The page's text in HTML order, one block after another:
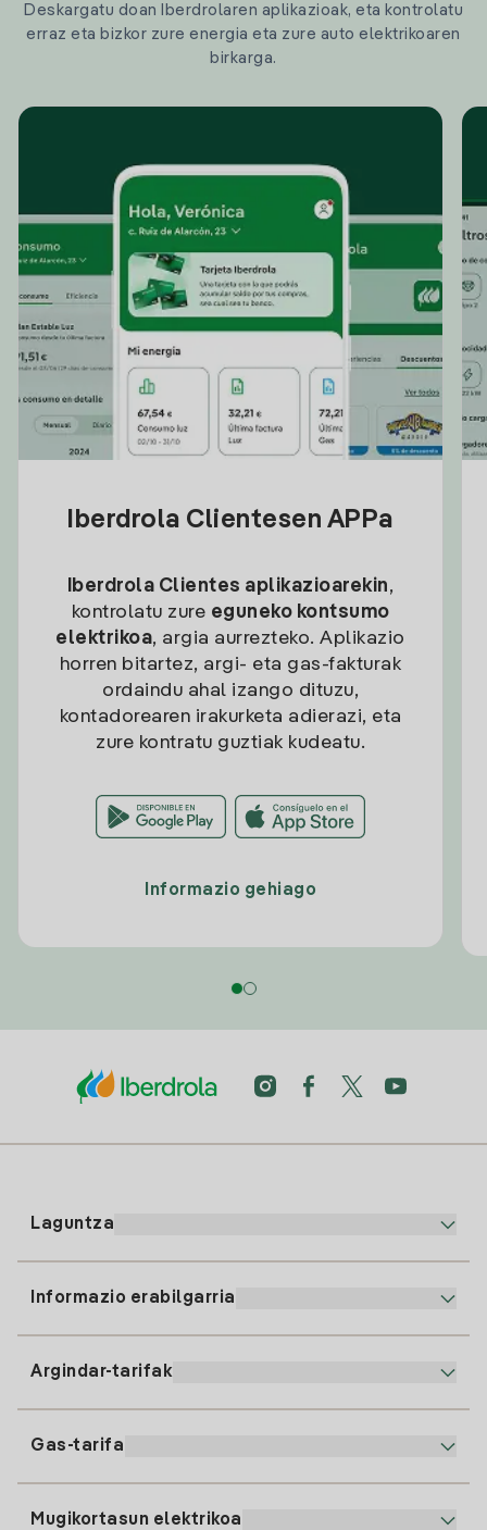
Deskargatu doan Iberdrolaren aplikazioak, eta kontrolatu
erraz eta bizkor zure energia eta zure auto elektrikoaren
birkarga.
Iberdrola Clientesen APPa
Iberdrola Clientes aplikazioarekin,
kontrolatu zure eguneko kontsumo
elektrikoa, argia aurrezteko. Aplikazio
horren bitartez, argi- eta gas-fakturak
ordaindu ahal izango dituzu,
kontadorearen irakurketa adierazi, eta
zure kontratu guztiak kudeatu.
Informazio gehiago
Laguntza
91 919 52 73
clientes@tuiberdrola.es
Informazio erabilgarria
Gasean alta ematea
Argindar-tarifak
Gas-tarifa
Mugikortasun elektrikoa